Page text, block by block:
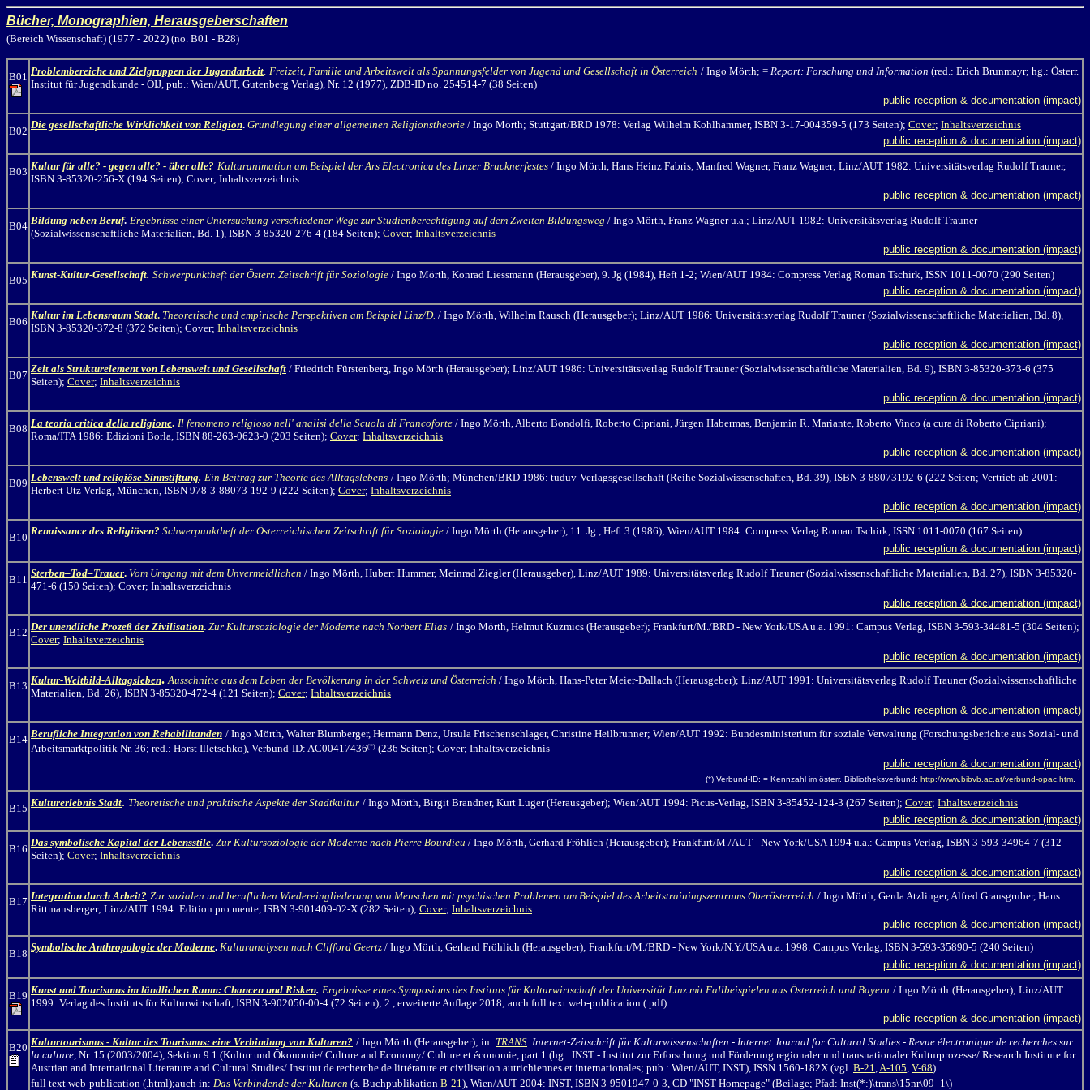
Bücher, Monographien, Herausgeberschaften
(Bereich Wissenschaft) (1977 - 2022) (no. B01 - B28)
B01 Problembereiche und Zielgruppen der Jugendarbeit. Freizeit, Familie und Arbeitswelt als Spannungsfelder von Jugend und Gesellschaft in Österreich / Ingo Mörth; = Report: Forschung und Information (red.: Erich Brunmayr; hg.: Österr.
Institut für Jugendkunde - ÖIJ, pub.: Wien/AUT, Gutenberg Verlag), Nr. 12 (1977), ZDB-ID no. 254514-7 (38 Seiten)
public reception & documentation (impact)
B02
Die gesellschaftliche Wirklichkeit von Religion. Grundlegung einer allgemeinen Religionstheorie / Ingo Mörth; Stuttgart/BRD 1978: Verlag Wilhelm Kohlhammer, ISBN 3-17-004359-5 (173 Seiten); Cover; Inhaltsverzeichnis
public reception & documentation (impact)
B03 Kultur für alle? - gegen alle? - über alle? Kulturanimation am Beispiel der Ars Electronica des Linzer Brucknerfestes / Ingo Mörth, Hans Heinz Fabris, Manfred Wagner, Franz Wagner; Linz/AUT 1982: Universitätsverlag Rudolf Trauner,
ISBN 3-85320-256-X (194 Seiten); Cover; Inhaltsverzeichnis
public reception & documentation (impact)
B04 Bildung neben Beruf. Ergebnisse einer Untersuchung verschiedener Wege zur Studienberechtigung auf dem Zweiten Bildungsweg / Ingo Mörth, Franz Wagner u.a.; Linz/AUT 1982: Universitätsverlag Rudolf Trauner
(Sozialwissenschaftliche Materialien, Bd. 1), ISBN 3-85320-276-4 (184 Seiten); Cover; Inhaltsverzeichnis
public reception & documentation (impact)
B05 Kunst-Kultur-Gesellschaft. Schwerpunktheft der Österr. Zeitschrift für Soziologie / Ingo Mörth, Konrad Liessmann (Herausgeber), 9. Jg (1984), Heft 1-2; Wien/AUT 1984: Compress Verlag Roman Tschirk, ISSN 1011-0070 (290 Seiten)
public reception & documentation (impact)
B06
Kultur im Lebensraum Stadt. Theoretische und empirische Perspektiven am Beispiel Linz/D. / Ingo Mörth, Wilhelm Rausch (Herausgeber); Linz/AUT 1986: Universitätsverlag Rudolf Trauner (Sozialwissenschaftliche Materialien, Bd. 8),
ISBN 3-85320-372-8 (372 Seiten); Cover; Inhaltsverzeichnis
public reception & documentation (impact)
B07
Zeit als Strukturelement von Lebenswelt und Gesellschaft / Friedrich Fürstenberg, Ingo Mörth (Herausgeber); Linz/AUT 1986: Universitätsverlag Rudolf Trauner (Sozialwissenschaftliche Materialien, Bd. 9), ISBN 3-85320-373-6 (375
Seiten); Cover; Inhaltsverzeichnis
public reception & documentation (impact)
B08 La teoria critica della religione. Il fenomeno religioso nell' analisi della Scuola di Francoforte / Ingo Mörth,Alberto Bondolfi, Roberto Cipriani, Jürgen Habermas, Benjamin R. Mariante, Roberto Vinco (a cura di Roberto Cipriani);
Roma/ITA 1986: Edizioni Borla, ISBN 88-263-0623-0 (203 Seiten); Cover; Inhaltsverzeichnis
public reception & documentation (impact)
B09 Lebenswelt und religiöse Sinnstiftung. Ein Beitrag zur Theorie des Alltagslebens / Ingo Mörth; München/BRD 1986: tuduv-Verlagsgesellschaft (Reihe Sozialwissenschaften, Bd. 39), ISBN 3-88073192-6 (222 Seiten; Vertrieb ab 2001:
Herbert Utz Verlag, München, ISBN 978-3-88073-192-9 (222 Seiten); Cover; Inhaltsverzeichnis
public reception & documentation (impact)
B10
Renaissance des Religiösen? Schwerpunktheft der Österreichischen Zeitschrift für Soziologie / Ingo Mörth (Herausgeber), 11. Jg., Heft 3 (1986); Wien/AUT 1984: Compress Verlag Roman Tschirk, ISSN 1011-0070 (167 Seiten)
public reception & documentation (impact)
B11
Sterben–Tod–Trauer. Vom Umgang mit dem Unvermeidlichen / Ingo Mörth, Hubert Hummer, Meinrad Ziegler (Herausgeber), Linz/AUT 1989: Universitätsverlag Rudolf Trauner (Sozialwissenschaftliche Materialien, Bd. 27), ISBN 3-85320-
471-6 (150 Seiten); Cover; Inhaltsverzeichnis
public reception & documentation (impact)
B12 Der unendliche Prozeß der Zivilisation. Zur Kultursoziologie der Moderne nach Norbert Elias / Ingo Mörth, Helmut Kuzmics (Herausgeber); Frankfurt/M./BRD - New York/USA u.a. 1991: Campus Verlag, ISBN 3-593-34481-5 (304 Seiten);
Cover; Inhaltsverzeichnis
public reception & documentation (impact)
B13 Kultur-Weltbild-Alltagsleben. Ausschnitte aus dem Leben der Bevölkerung in der Schweiz und Österreich / Ingo Mörth, Hans-Peter Meier-Dallach (Herausgeber); Linz/AUT 1991: Universitätsverlag Rudolf Trauner (Sozialwissenschaftliche
Materialien, Bd. 26), ISBN 3-85320-472-4 (121 Seiten); Cover; Inhaltsverzeichnis
public reception & documentation (impact)
B14 Berufliche Integration von Rehabilitanden / Ingo Mörth, Walter Blumberger, Hermann Denz, Ursula Frischenschlager, Christine Heilbrunner; Wien/AUT 1992: Bundesministerium für soziale Verwaltung (Forschungsberichte aus Sozial- und
Arbeitsmarktpolitik Nr. 36; red.: Horst Illetschko), Verbund-ID: AC00417436(*) (236 Seiten); Cover; Inhaltsverzeichnis
public reception & documentation (impact)
(*) Verbund-ID: = Kennzahl im österr. Bibliotheksverbund: http://www.bibvb.ac.at/verbund-opac.htm.
B15 Kulturerlebnis Stadt. Theoretische und praktische Aspekte der Stadtkultur / Ingo Mörth, Birgit Brandner, Kurt Luger (Herausgeber); Wien/AUT 1994: Picus-Verlag, ISBN 3-85452-124-3 (267 Seiten); Cover; Inhaltsverzeichnis
public reception & documentation (impact)
B16
Das symbolische Kapital der Lebensstile. Zur Kultursoziologie der Moderne nach Pierre Bourdieu / Ingo Mörth, Gerhard Fröhlich (Herausgeber); Frankfurt/M./AUT - New York/USA 1994 u.a.: Campus Verlag, ISBN 3-593-34964-7 (312
Seiten); Cover; Inhaltsverzeichnis
public reception & documentation (impact)
B17 Integration durch Arbeit? Zur sozialen und beruflichen Wiedereingliederung von Menschen mit psychischen Problemen am Beispiel des Arbeitstrainingszentrums Oberösterreich / Ingo Mörth, Gerda Atzlinger, Alfred Grausgruber, Hans
Rittmansberger; Linz/AUT 1994: Edition pro mente, ISBN 3-901409-02-X (282 Seiten); Cover; Inhaltsverzeichnis
public reception & documentation (impact)
B18
Symbolische Anthropologie der Moderne. Kulturanalysen nach Clifford Geertz / Ingo Mörth, Gerhard Fröhlich (Herausgeber); Frankfurt/M./BRD - New York/N.Y./USA u.a. 1998: Campus Verlag, ISBN 3-593-35890-5 (240 Seiten)
public reception & documentation (impact)
B19 Kunst und Tourismus im ländlichen Raum: Chancen und Risken. Ergebnisse eines Symposions des Instituts für Kulturwirtschaft der Universität Linz mit Fallbeispielen aus Österreich und Bayern / Ingo Mörth (Herausgeber); Linz/AUT
1999: Verlag des Instituts für Kulturwirtschaft, ISBN 3-902050-00-4 (72 Seiten); 2., erweiterte Auflage 2018; auch full text web-publication (.pdf)
public reception & documentation (impact)
B20 Kulturtourismus - Kultur des Tourismus: eine Verbindung von Kulturen? / Ingo Mörth (Herausgeber); in: TRANS. Internet-Zeitschrift für Kulturwissenschaften - Internet Journal for Cultural Studies - Revue électronique de recherches sur
la culture, Nr. 15 (2003/2004), Sektion 9.1 (Kultur und Ökonomie/ Culture and Economy/ Culture et économie, part 1 (hg.: INST - Institut zur Erforschung und Förderung regionaler und transnationaler Kulturprozesse/ Research Institute for
Austrian and International Literature and Cultural Studies/ Institut de recherche de littérature et civilisation autrichiennes et internationales; pub.: Wien/AUT, INST), ISSN 1560-182X (vgl. B-21,A-105, V-68)
full text web-publication (.html);auch in: Das Verbindende der Kulturen (s. Buchpublikation B-21), Wien/AUT 2004: INST, ISBN 3-9501947-0-3, CD "INST Homepage" (Beilage; Pfad: Inst(*:)\trans\15nr\09_1\)